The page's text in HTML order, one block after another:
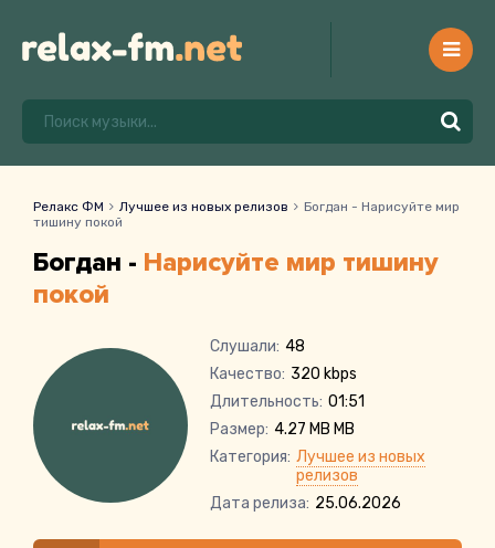
Релакс ФМ Лучшее из новых релизов
Богдан - Нарисуйте мир
тишину покой
Богдан - Нарисуйте мир тишину
покой
Слушали: 48
Качество: 320 kbps
Длительность: 01:51
Размер: 4.27 MB MB
Категория: Лучшее из новых
релизов
Дата релиза: 25.06.2026